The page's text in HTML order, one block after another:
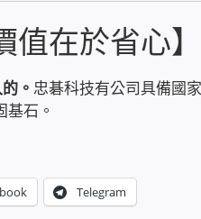
值在於省心】
。 忠碁科技有公司具備國
石。
Telegram